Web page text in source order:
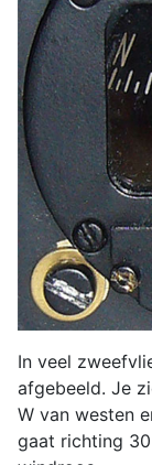
In veel
afgebeeld. Je
W van westen
gaat richting